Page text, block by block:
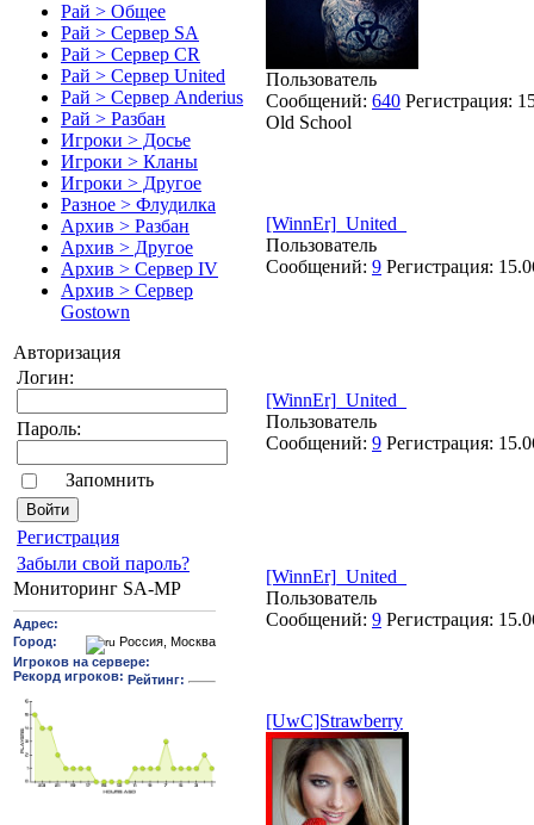
Рай > Общее
Рай > Сервер SA
Рай > Сервер CR
Рай > Сервер United
Рай > Сервер Anderius
Рай > Разбан
Игроки > Досье
Игроки > Кланы
Игроки > Другое
Разное > Флудилка
Архив > Разбан
Архив > Другое
Архив > Сервер IV
Архив > Сервер
Gostown
Авторизация
Логин:
Пароль:
Запомнить
Pегиcтрaция
Забыли свой пароль?
Мониторинг SA-MP
Пользователь
Сообщений: 640 Регистрация:
Old School
[WinnEr]_United_
Пользователь
Сообщений: 9 Регистрация:
[WinnEr]_United_
Пользователь
Сообщений: 9 Регистрация:
[WinnEr]_United_
Пользователь
Сообщений: 9 Регистрация:
[UwC]Strawberry